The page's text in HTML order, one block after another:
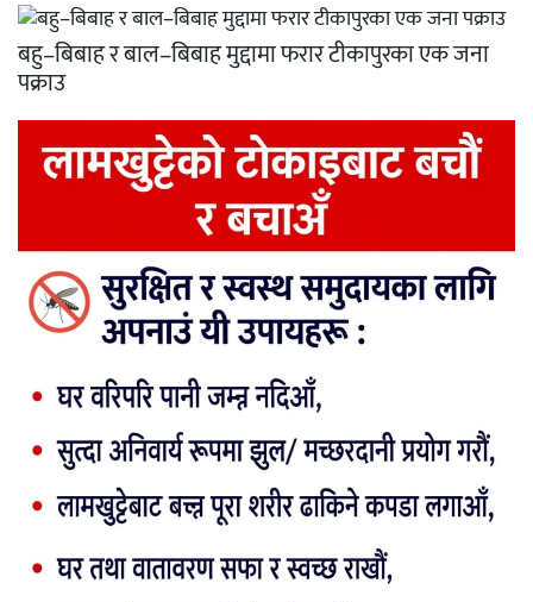
बहु–बिबाह र बाल–बिबाह मुद्दामा फरार टीकापुरका एक जना
पक्राउ